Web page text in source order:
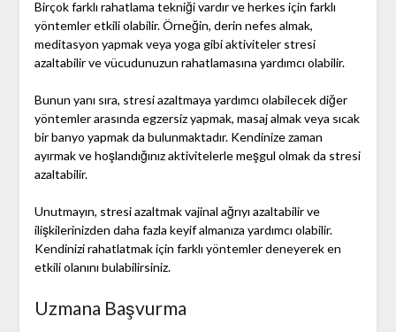
Birçok farklı rahatlama tekniği vardır ve herkes için farklı
yöntemler etkili olabilir. Örneğin, derin nefes almak,
meditasyon yapmak veya yoga gibi aktiviteler stresi
azaltabilir ve vücudunuzun rahatlamasına yardımcı olabilir.
Bunun yanı sıra, stresi azaltmaya yardımcı olabilecek diğer
yöntemler arasında egzersiz yapmak, masaj almak veya sıcak
bir banyo yapmak da bulunmaktadır. Kendinize zaman
ayırmak ve hoşlandığınız aktivitelerle meşgul olmak da stresi
azaltabilir.
Unutmayın, stresi azaltmak vajinal ağrıyı azaltabilir ve
ilişkilerinizden daha fazla keyif almanıza yardımcı olabilir.
Kendinizi rahatlatmak için farklı yöntemler deneyerek en
etkili olanını bulabilirsiniz.
Uzmana Başvurma